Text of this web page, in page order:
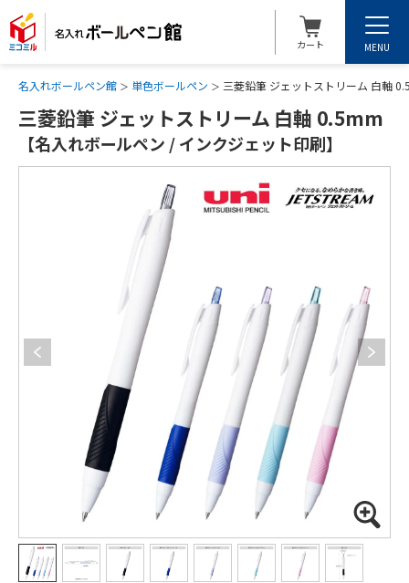
カート MENU
名入れボールペン館 単色ボールペン 三菱鉛筆 ジェットストリーム 白軸
三菱鉛筆 ジェットストリーム 白軸 0.5mm
【名入れボールペン / インクジェット印刷】